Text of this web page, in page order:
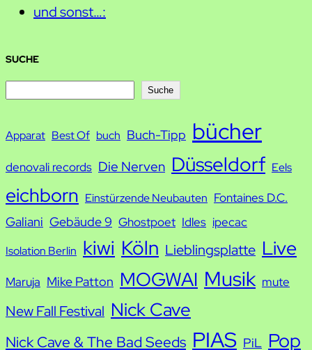
und sonst…:
SUCHE
c
Suche
Apparat Best Of buch Buch-Tipp bücher
denovali records Die Nerven Düsseldorf Eels
eichborn Einstürzende Neubauten Fontaines D.C.
Galiani Gebäude 9 Ghostpoet Idles ipecac
Isolation Berlin kiwi Köln Lieblingsplatte Live
Maruja Mike Patton MOGWAI Musik mute
New Fall Festival Nick Cave
Nick Cave & The Bad Seeds PIAS PiL Pop